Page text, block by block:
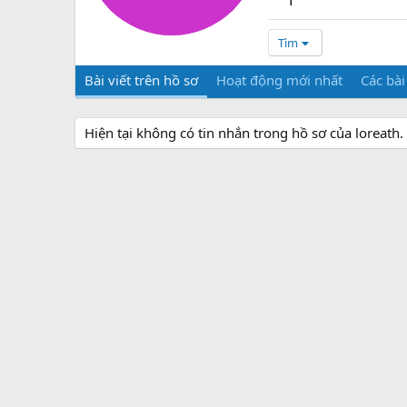
Tìm
Bài viết trên hồ sơ Hoạt động mới nhất Các
Hiện tại không có tin nhắn trong hồ sơ của loreath.